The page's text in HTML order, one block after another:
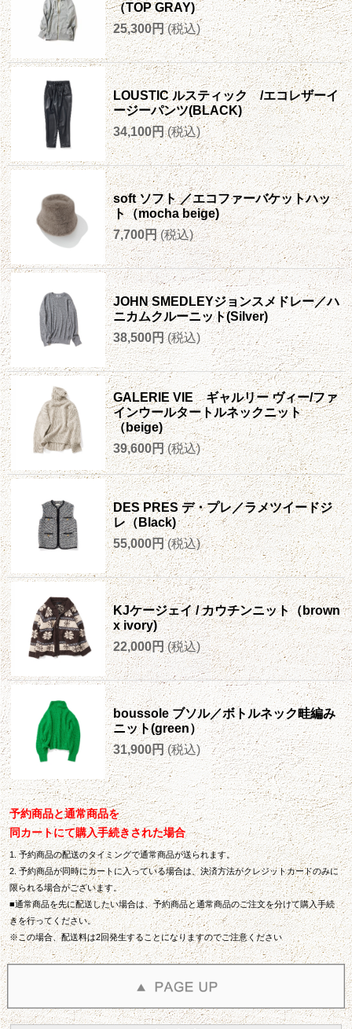
（TOP GRAY)
25,300円 (税込)
LOUSTIC ルスティック /エコレザーイ
ージーパンツ(BLACK)
34,100円 (税込)
soft ソフト ／エコファーバケットハッ
ト（mocha beige)
7,700円 (税込)
JOHN SMEDLEYジョンスメドレー／ハ
ニカムクルーニット(Silver)
38,500円 (税込)
GALERIE VIE ギャルリー ヴィー/ファ
インウールタートルネックニット
（beige)
39,600円 (税込)
DES PRES デ・プレ／ラメツイードジ
レ（Black)
55,000円 (税込)
KJケージェイ / カウチンニット（brown
x ivory)
22,000円 (税込)
boussole ブソル／ボトルネック畦編み
ニット(green）
31,900円 (税込)
予約商品と通常商品を
同カートにて購入手続きされた場合
1. 予約商品の配送のタイミングで通常商品が送られます。
2. 予約商品が同時にカートに入っている場合は、決済方法がクレジットカードのみに
限られる場合がございます。
■通常商品を先に配送したい場合は、予約商品と通常商品のご注文を分けて購入手続
きを行ってください。
※この場合、配送料は2回発生することになりますのでご注意ください